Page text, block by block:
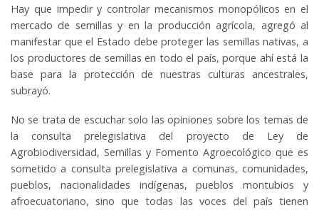
Hay que impedir y controlar mecanismos monopólicos en el
mercado de semillas y en la producción agrícola, agregó al
manifestar que el Estado debe proteger las semillas nativas, a
los productores de semillas en todo el país, porque ahí está la
base para la protección de nuestras culturas ancestrales,
subrayó.
No se trata de escuchar solo las opiniones sobre los temas de
la consulta prelegislativa del proyecto de Ley de
Agrobiodiversidad, Semillas y Fomento Agroecológico que es
sometido a consulta prelegislativa a comunas, comunidades,
pueblos, nacionalidades indígenas, pueblos montubios y
afroecuatoriano, sino que todas las voces del país tienen